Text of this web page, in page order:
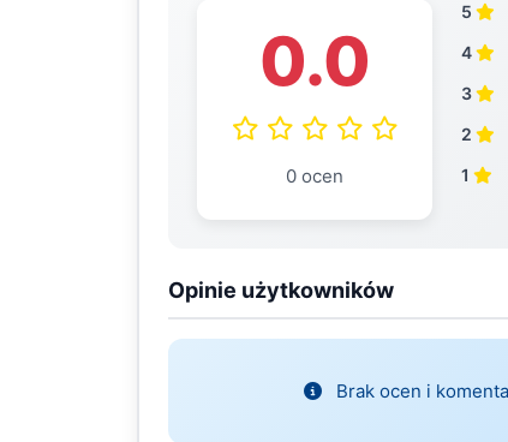
0.0
0 ocen
5
4
3
2
1
Opinie użytkowników
Brak ocen i